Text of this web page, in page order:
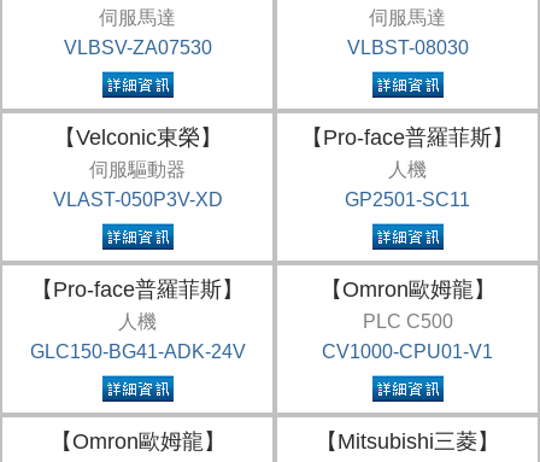
伺服馬達
VLBSV-ZA07530
伺服馬達
VLBST-08030
【Velconic東榮】
伺服驅動器
VLAST-050P3V-XD
【Pro-face普羅菲斯】
人機
GP2501-SC11
【Pro-face普羅菲斯】
人機
GLC150-BG41-ADK-24V
【Omron歐姆龍】
PLC C500
CV1000-CPU01-V1
【Omron歐姆龍】 【Mitsubishi三菱】